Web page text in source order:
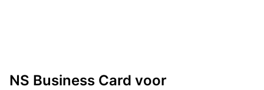
NS Business Card voor